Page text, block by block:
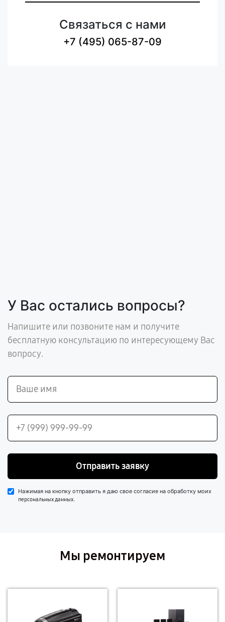
Связаться с нами
+7 (495) 065-87-09
У Вас остались вопросы?
Напишите или позвоните нам и получите
бесплатную консультацию по интересующему Вас
вопросу.
Отправить заявку
Нажимая на кнопку отправить я даю свое согласие на обработку моих
персональных данных.
Мы ремонтируем